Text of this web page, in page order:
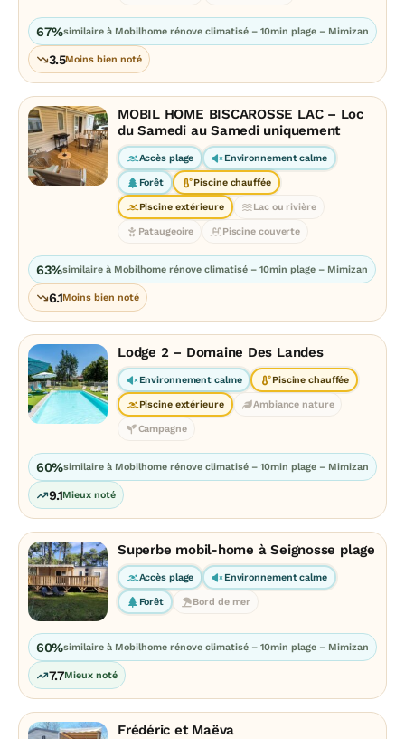
67%similaire à Mobilhome rénove climatisé – 10min plage – Mimizan
3.5Moins bien noté
MOBIL HOME BISCAROSSE LAC – Loc
du Samedi au Samedi uniquement
Accès plage Environnement calme
Forêt Piscine chauffée
Piscine extérieure Lac ou rivière
Pataugeoire Piscine couverte
63%similaire à Mobilhome rénove climatisé – 10min plage – Mimizan
6.1Moins bien noté
Lodge 2 – Domaine Des Landes
Environnement calme Piscine chauffée
Piscine extérieure Ambiance nature
Campagne
60%similaire à Mobilhome rénove climatisé – 10min plage – Mimizan
9.1Mieux noté
Superbe mobil-home à Seignosse plage
Accès plage Environnement calme
Forêt Bord de mer
60%similaire à Mobilhome rénove climatisé – 10min plage – Mimizan
7.7Mieux noté
Frédéric et Maëva